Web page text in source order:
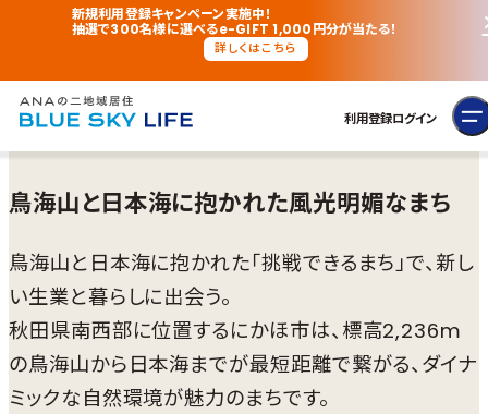
新規利用登録キャンペーン実施中！
抽選で300名様に選べるe-GIFT 1,000円分が当たる！
詳しくはこちら
利用登録ログイン
鳥海山と日本海に抱かれた風光明媚なまち
鳥海山と日本海に抱かれた「挑戦できるまち」で、新し
い生業と暮らしに出会う。
秋田県南西部に位置するにかほ市は、標高2,236m
の鳥海山から日本海までが最短距離で繋がる、ダイナ
ミックな自然環境が魅力のまちです。